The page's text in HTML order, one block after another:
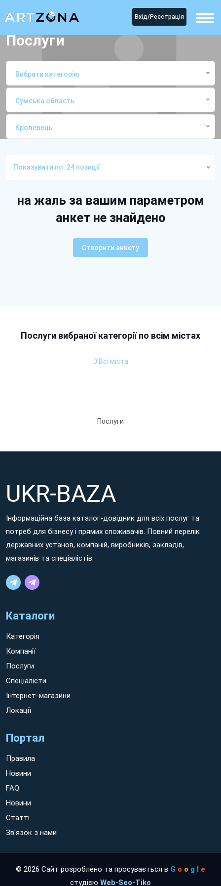
Вхід/Реєстрація
Послуги
Вибрати категорію
Сумська область
Кролевець
Показувати по: 24 позиції
на жаль за вашим параметром
анкет не знайдено
Створити анкету
Послуги вибраної категорії по всім містах
0 Всі міста
Послуги
UKR-BAZA
Інформаційна база каталог-довідник для всіх послуг та
потреб для бізнесу і прямих споживачів. Повний перелік
державних установ, компаній, виробників, закладів,
магазинів та спеціалістів.
Каталоги
Категорія
Компанії
Послуги
Спеціалісти
Інтернет-магазини
Локації
Портал
Правила
Новини
FAQ
Новини
Статті
Зв'язок з нами
© 2026 Сайт розроблено та просувається в G o o g l e
студією Web-Seo-Tiko